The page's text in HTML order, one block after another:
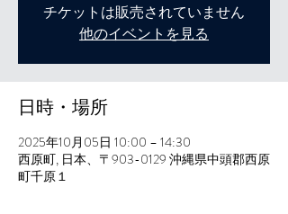
チケットは販売されていません
他のイベントを見る
日時・場所
2025年10月05日 10:00 – 14:30
西原町, 日本、〒903-0129 沖縄県中頭郡西原
町千原１